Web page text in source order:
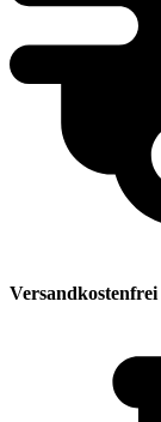
Versandkostenfrei